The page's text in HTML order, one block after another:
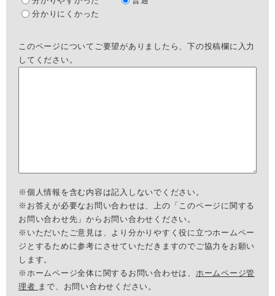
分かりにくかった
このページについてご要望がありましたら、下の投稿欄に入力
してください。
※個人情報を含む内容は記入しないでください。
※お答えが必要なお問い合わせは、上の「このページに関する
お問い合わせ先」からお問い合わせください。
※いただいたご意見は、より分かりやすく役に立つホームペー
ジとするために参考にさせていただきますのでご協力をお願い
します。
※ホームページ全体に関するお問い合わせは、 ホームページ管
理者 まで、お問い合わせください。